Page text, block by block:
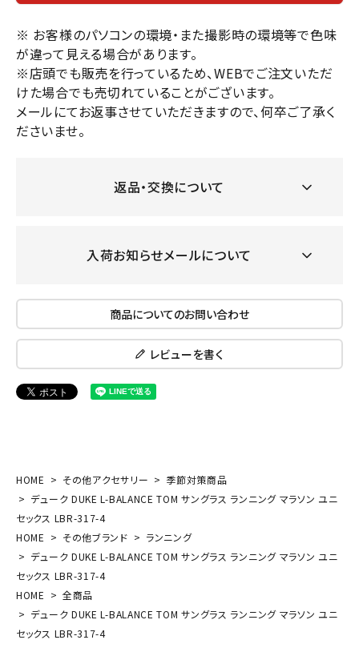
※ お客様のパソコンの環境・また撮影時の環境等で色味
が違って見える場合があります。
※店頭でも販売を行っているため、WEBでご注文いただ
けた場合でも売切れていることがございます。
メールにてお返事させていただきますので、何卒ご了承く
ださいませ。
返品・交換について
入荷お知らせメールについて
商品についてのお問い合わせ
レビューを書く
HOME その他アクセサリー
季節対策商品
デューク DUKE L-BALANCE TOM サングラス ランニング マラソン ユニ
セックス LBR-317-4
HOME
その他ブランド
ランニング
デューク DUKE L-BALANCE TOM サングラス ランニング マラソン ユニ
セックス LBR-317-4
HOME
全商品
デューク DUKE L-BALANCE TOM サングラス ランニング マラソン ユニ
セックス LBR-317-4